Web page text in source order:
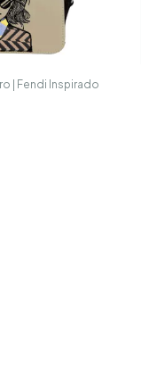
| Fendi Inspirado